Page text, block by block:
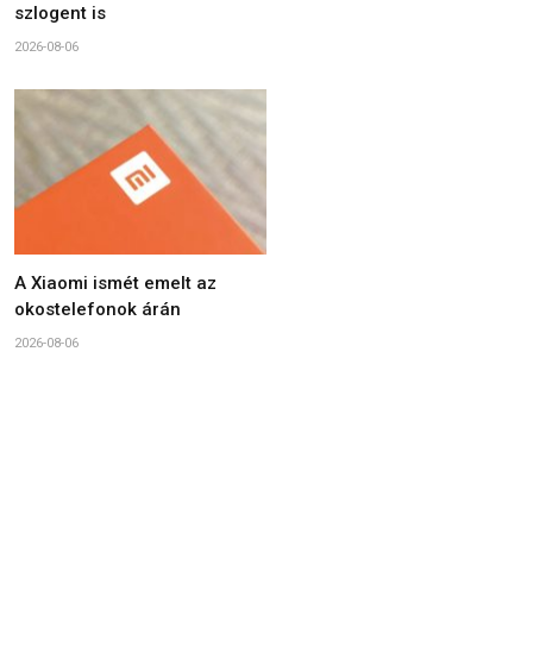
szlogent is
2026-08-06
A Xiaomi ismét emelt az
okostelefonok árán
2026-08-06